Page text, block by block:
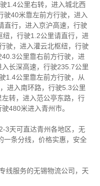
1.4公里右转，进入城北西
驶40米靠左前方行驶，进入
直行，进入京沪高速，行驶
纽，行驶1.2公里请直行，进
驶，进入灌云北枢纽，行驶
40.3公里靠右前方行驶，进
入长深高速，行驶235.7公里
1.4公里靠左前方行驶，从
进入南环路，行驶5.3公里
左转，进入范公亭东路，行
480米进入青州市。
3天可直达青州各地区，无
一条分线，价格实惠，安全
线服务的无锡物流公司 ，天